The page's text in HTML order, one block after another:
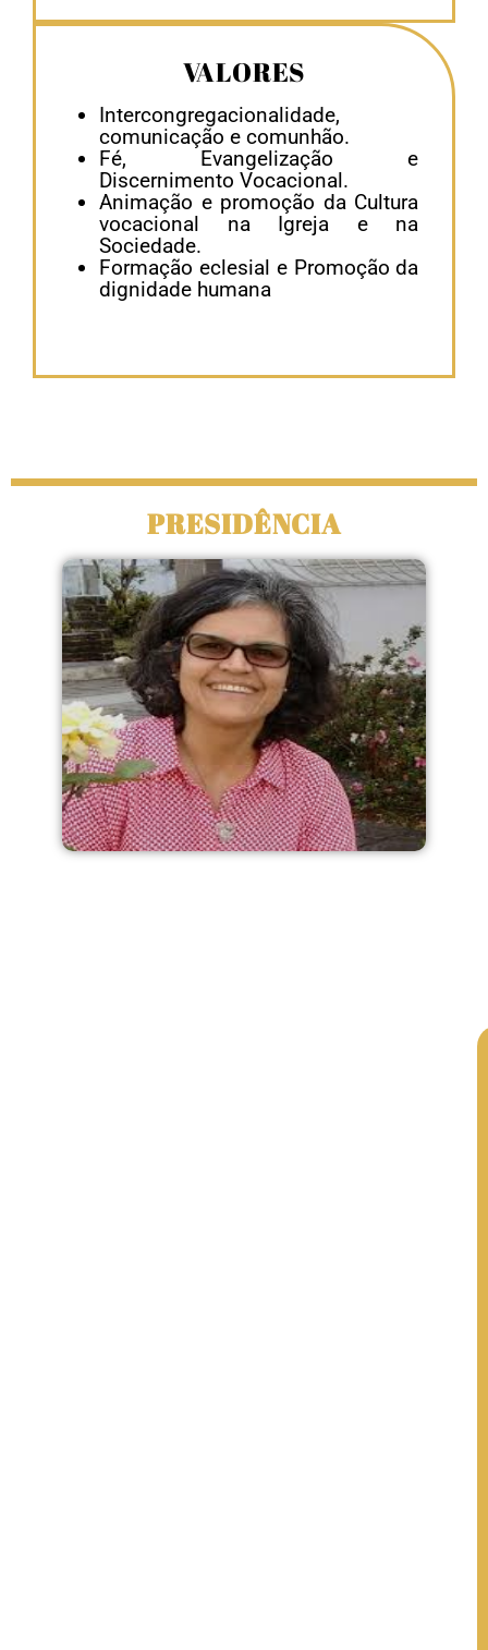
VALORES
Intercongregacionalidade,
comunicação e comunhão.
Fé, Evangelização e
Discernimento Vocacional.
Animação e promoção da Cultura
vocacional na Igreja e na
Sociedade.
Formação eclesial e Promoção da
dignidade humana
PRESIDÊNCIA